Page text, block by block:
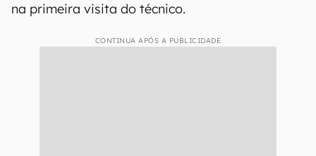
na primeira visita do técnico.
CONTINUA APÓS A PUBLICIDADE